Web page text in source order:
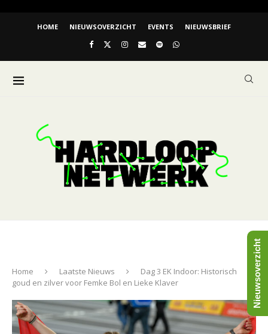
HOME NIEUWSOVERZICHT EVENTS NIEUWSBRIEF
Home Laatste Nieuws
Dag 3 EK Indoor: Historisch
goud en zilver voor Femke Bol en Lieke Klaver
Nieuwsoverzicht